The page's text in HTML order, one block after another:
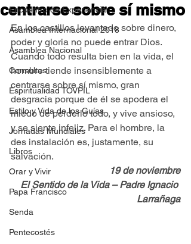
Encuentro de Experiencia
Asamblea Internacional 2018
Asamblea Nacional
Consultas
Espiritualidad TOVPIL
Estilo y Vida de los Guías
Jornadas Mundiales
Libros
Orar y Vivir
Papa Francisco
Senda
Pentecostés
centrarse sobre sí mismo
En los castillos levantado sobre dinero,
poder y gloria no puede entrar Dios.
Cuando todo resulta bien en la vida, el
hombre tiende insensiblemente a
centrarse sobre sí mismo, gran
desgracia porque de él se apodera el
miedo de perderlo todo, y vive ansioso,
y se siente infeliz. Para el hombre, la
des instalación es, justamente, su
salvación.
19 de noviembre
El Sentido de la Vida – Padre Ignacio
Larrañaga